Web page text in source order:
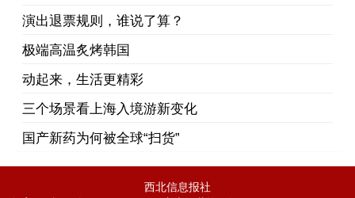
演出退票规则，谁说了算？
极端高温炙烤韩国
动起来，生活更精彩
三个场景看上海入境游新变化
国产新药为何被全球“扫货”
西北信息报社